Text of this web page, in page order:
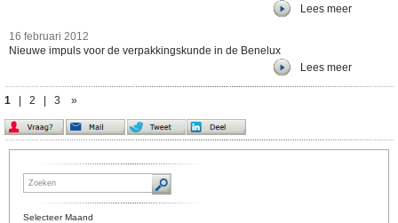
Lees meer
16 februari 2012
Nieuwe impuls voor de verpakkingskunde in de Benelux
Lees meer
1 2 3 »
Selecteer Maand